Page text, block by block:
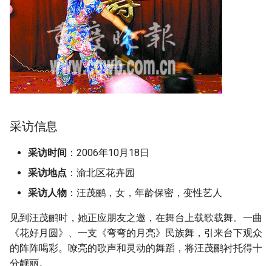
采访信息
采访时间 ：2006年10月18日
采访地点 ：渝北区花卉园
采访人物 ：汪茂鹂，女，年龄保密，变性艺人
见到汪茂鹂时，她正应朋友之邀，在舞台上载歌载舞。一曲
《花好月圆》、一支《弯弯的月亮》民族舞，引来台下观众
的阵阵喝彩。嘹亮的歌声和灵动的舞蹈，将汪茂鹂衬托得十
分靓丽。